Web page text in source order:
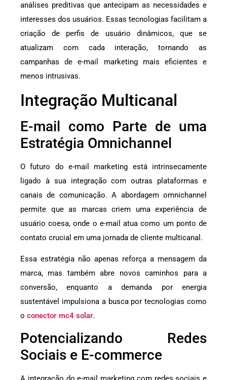
análises preditivas que antecipam as necessidades e
interesses dos usuários. Essas tecnologias facilitam a
criação de perfis de usuário dinâmicos, que se
atualizam com cada interação, tornando as
campanhas de e-mail marketing mais eficientes e
menos intrusivas.
Integração Multicanal
E-mail como Parte de uma
Estratégia Omnichannel
O futuro do e-mail marketing está intrinsecamente
ligado à sua integração com outras plataformas e
canais de comunicação. A abordagem omnichannel
permite que as marcas criem uma experiência de
usuário coesa, onde o e-mail atua como um ponto de
contato crucial em uma jornada de cliente multicanal.
Essa estratégia não apenas reforça a mensagem da
marca, mas também abre novos caminhos para a
conversão, enquanto a demanda por energia
sustentável impulsiona a busca por tecnologias como
o conector mc4 solar.
Potencializando Redes
Sociais e E-commerce